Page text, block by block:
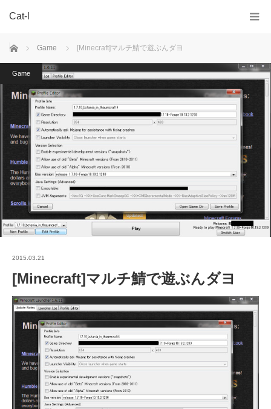
Cat-l
ホーム Game [Minecraft]マルチ鯖で遊ぶんダヨ
Game
2015.03.21
[Minecraft]マルチ鯖で遊ぶんダヨ